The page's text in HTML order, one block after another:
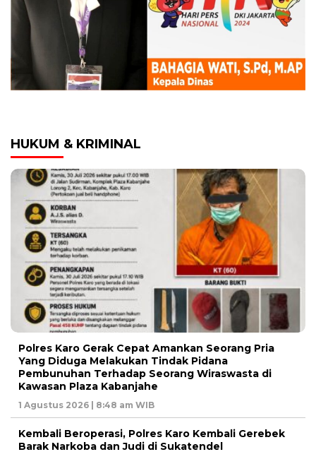
HUKUM & KRIMINAL
Polres Karo Gerak Cepat Amankan Seorang Pria
Yang Diduga Melakukan Tindak Pidana
Pembunuhan Terhadap Seorang Wiraswasta di
Kawasan Plaza Kabanjahe
1 Agustus 2026 | 8:48 am WIB
Kembali Beroperasi, Polres Karo Kembali Gerebek
Barak Narkoba dan Judi di Sukatendel